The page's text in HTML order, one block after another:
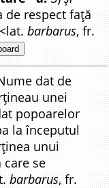
de respect față
barbarus, fr.
dat de
unei
popoarelor
la începutul
unui
care se
barbarus, fr.